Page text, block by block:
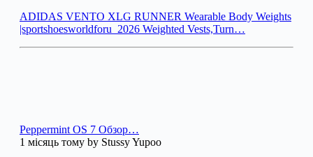
ADIDAS VENTO XLG RUNNER Wearable Body Weights
|sportshoesworldforu_2026 Weighted Vests,Turn…
Peppermint OS 7 Обзор…
1 місяць тому by Stussy Yupoo